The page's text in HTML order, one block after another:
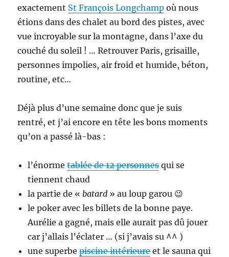
exactement St François Longchamp où nous
étions dans des chalet au bord des pistes, avec
vue incroyable sur la montagne, dans l’axe du
couché du soleil ! … Retrouver Paris, grisaille,
personnes impolies, air froid et humide, béton,
routine, etc…
Déjà plus d’une semaine donc que je suis
rentré, et j’ai encore en tête les bons moments
qu’on a passé là-bas :
l’énormetablée de 12 personnesqui se
tiennent chaud
la partie de « batard » au loup garou 😉
le poker avec les billets de la bonne paye.
Aurélie a gagné, mais elle aurait pas dû jouer
car j’allais l’éclater … (si j’avais su ^^ )
une superbepiscine intérieureet le sauna qui